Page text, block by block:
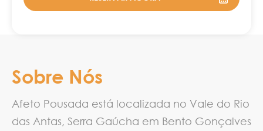
Sobre Nós
Afeto Pousada está localizada no Vale do Rio
das Antas, Serra Gaúcha em Bento Gonçalves